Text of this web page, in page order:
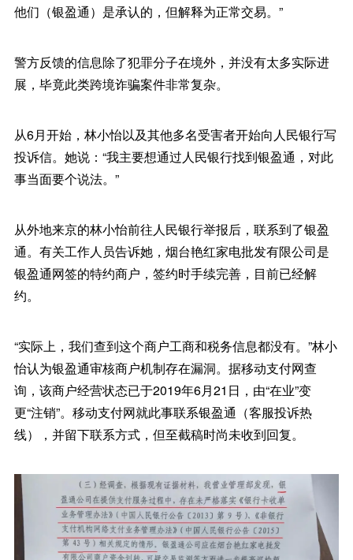
他们（银盈通）是承认的，但解释为正常交易。”
警方反馈的信息除了犯罪分子在境外，并没有太多实际进
展，毕竟此类跨境诈骗案件非常复杂。
从6月开始，林小怡以及其他多名受害者开始向人民银行写
投诉信。她说：“我主要想通过人民银行找到银盈通，对此
事当面要个说法。”
从外地来京的林小怡前往人民银行举报后，联系到了银盈
通。有关工作人员告诉她，烟台艳红家电批发有限公司是
银盈通网签的特约商户，签约时手续完善，目前已经解
约。
“实际上，我们查到这个商户工商和税务信息都没有。”林小
怡认为银盈通审核商户机制存在漏洞。据移动支付网查
询，该商户经营状态已于2019年6月21日，由“在业”变
更“注销”。移动支付网就此事联系银盈通（客服投诉热
线），并留下联系方式，但至截稿时尚未收到回复。